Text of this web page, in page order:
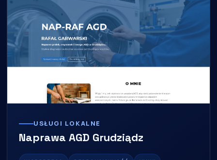
USŁUGI LOKALNE
Naprawa AGD Grudziądz